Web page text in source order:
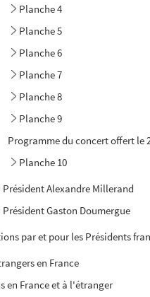
Planche 4
Planche 5
Planche 6
Planche 7
Planche 8
Planche 9
Programme du concert offert le
Planche 10
Président Alexandre Millerand
Président Gaston Doumergue
par et pour les Présidents
en France
en France et à l'étranger